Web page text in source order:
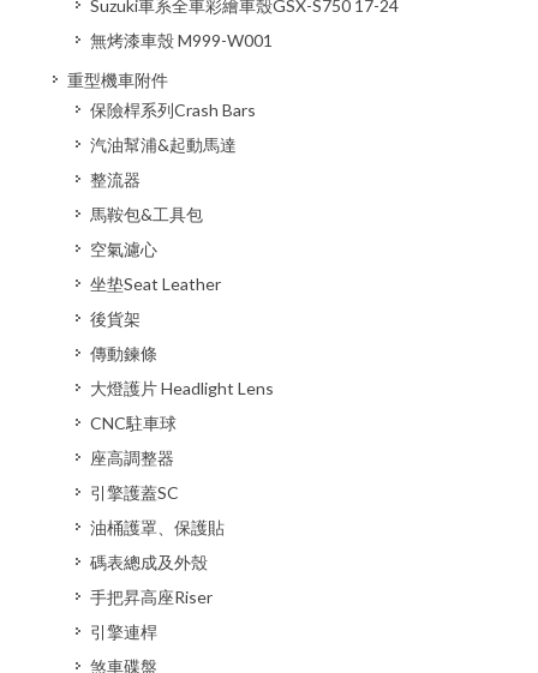
Suzuki車系全車彩繪車殼GSX-S750 17-24
無烤漆車殼 M999-W001
重型機車附件
保險桿系列Crash Bars
汽油幫浦&起動馬達
整流器
馬鞍包&工具包
空氣濾心
坐垫Seat Leather
後貨架
傳動鍊條
大燈護片 Headlight Lens
CNC駐車球
座高調整器
引擎護蓋SC
油桶護罩、保護貼
碼表總成及外殼
手把昇高座Riser
引擎連桿
煞車碟盤